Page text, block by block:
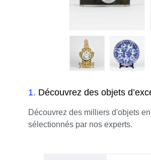
1. Découvrez des objets
Découvrez des milliers d'objets
sélectionnés par nos experts.